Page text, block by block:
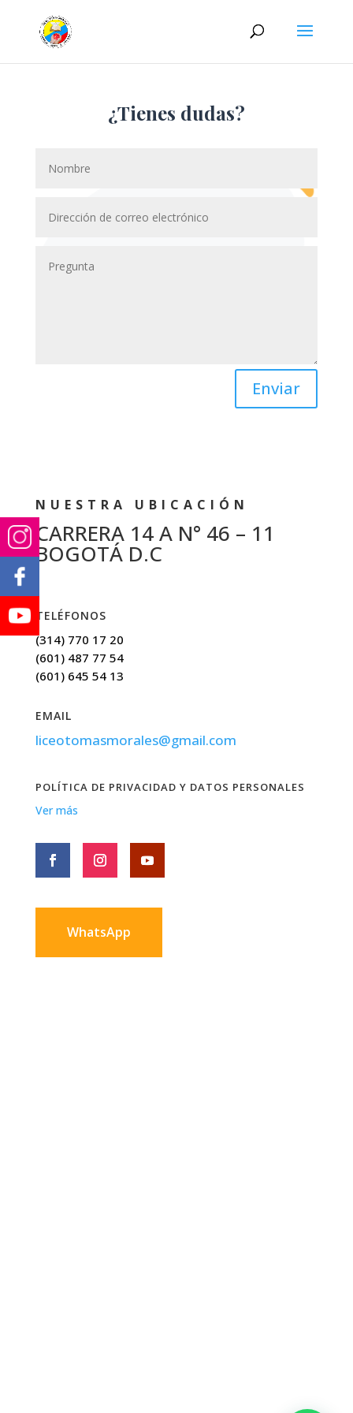
¿Tienes dudas?
Enviar
NUESTRA UBICACIÓN
CARRERA 14 A N° 46 – 11
BOGOTÁ D.C
TELÉFONOS
(314) 770 17 20
(601) 487 77 54
(601) 645 54 13
EMAIL
liceotomasmorales@gmail.com
POLÍTICA DE PRIVACIDAD Y DATOS PERSONALES
Ver más
WhatsApp